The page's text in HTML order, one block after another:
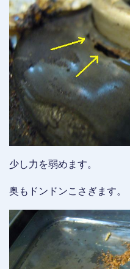
少し力を弱めます。
奥もドンドンこさぎます。